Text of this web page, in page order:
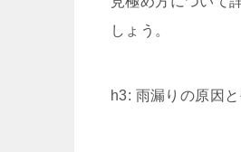
しょう。
h3: 雨漏りの原因